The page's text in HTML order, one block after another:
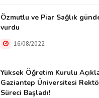
Özmutlu ve Piar Sağlık
vurdu
16/08/2022
Yüksek Öğretim Kurulu
Gaziantep Üniversitesi
Süreci Başladı!